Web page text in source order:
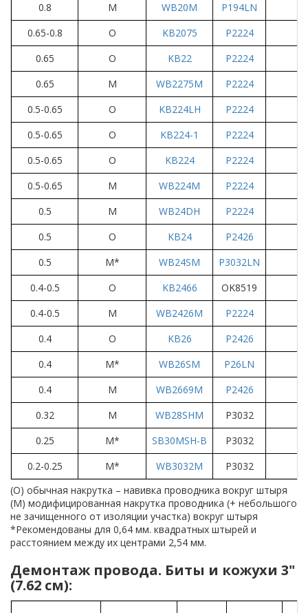
0.8
M WB20M
P194LN
0.65-0.8
O KB2075
P2224
0.65
O KB22
P2224
0.65
M WB2275M
P2224
0.5-0.65
O KB224LH
P2224
0.5-0.65
О KB224-1
P2224
0.5-0.65
O KB224
P2224
0.5-0.65
M WB224M
P2224
0.5
M WB24DH
P2224
0.5
O KB24
P2426
0.5
M* WB24SM
P3032LN
0.4-0.5
O KB2466
OK8519
0.4-0.5
M WB2426M
P2224
0.4
O KB26
P2426
0.4
M* WB26SM
P26LN
0.4
M WB2669M
P2426
0.32
M WB28SHM
P3032
0.25
M* SB30MSH-B
P3032
0.2-0.25
M* WB3032M
P3032
(O) обычная накрутка – навивка проводника вокруг штыря
(М) модифицированная накрутка проводника (+ небольшого
не зачищенного от изоляции участка) вокруг штыря
*Рекомендованы для 0,64 мм. квадратных штырей и
расстоянием между их центрами 2,54 мм.
Демонтаж провода. Биты и кожухи 3"
(7.62 см):